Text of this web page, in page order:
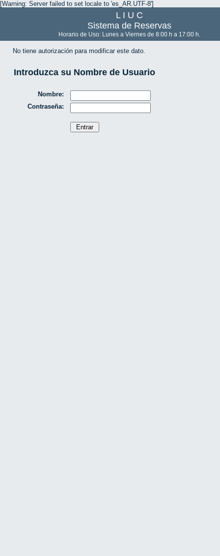
[Warning: Server failed to set locale to 'es_AR.UTF-8']
L I U C
Sistema de Reservas
Horario de Uso: Lunes a Viernes de 8:00 h a 17:00 h.
No tiene autorización para modificar este dato.
Introduzca su Nombre de Usuario
Nombre:
Contraseña: